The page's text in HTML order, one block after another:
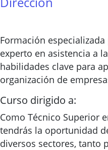
Formación
experto en asistencia a
habilidades clave para
organización de
Curso dirigido a:
Como Técnico Superior
tendrás la oportunidad
diversos sectores, tanto